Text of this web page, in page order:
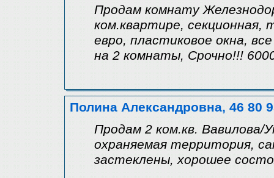
Продам комнату
ком.квартире, секционная,
евро, пластиковое окна,
на 2 комнаты, Срочно!!!
Полина Александровна, 46 80
Продам 2 ком.кв. Вавилова/
охраняемая территория,
застеклены, хорошее